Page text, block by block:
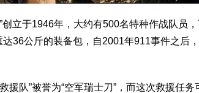
创立于1946年，大约有500名特种作战队员
36公斤的装备包，自2001年911事件之后
援队”被誉为“空军瑞士刀”，而这次救援任务